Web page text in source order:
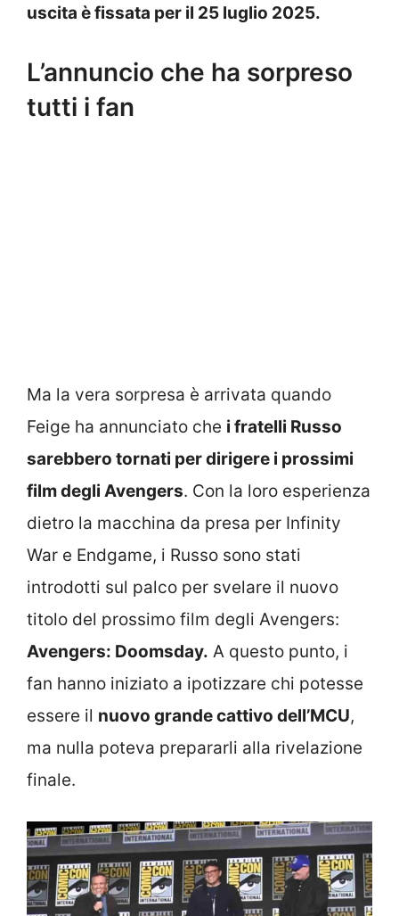
uscita è fissata per il 25 luglio 2025.
L’annuncio che ha sorpreso
tutti i fan
Ma la vera sorpresa è arrivata quando
Feige ha annunciato che i fratelli Russo
sarebbero tornati per dirigere i prossimi
film degli Avengers. Con la loro esperienza
dietro la macchina da presa per Infinity
War e Endgame, i Russo sono stati
introdotti sul palco per svelare il nuovo
titolo del prossimo film degli Avengers:
Avengers: Doomsday. A questo punto, i
fan hanno iniziato a ipotizzare chi potesse
essere il nuovo grande cattivo dell’MCU,
ma nulla poteva prepararli alla rivelazione
finale.